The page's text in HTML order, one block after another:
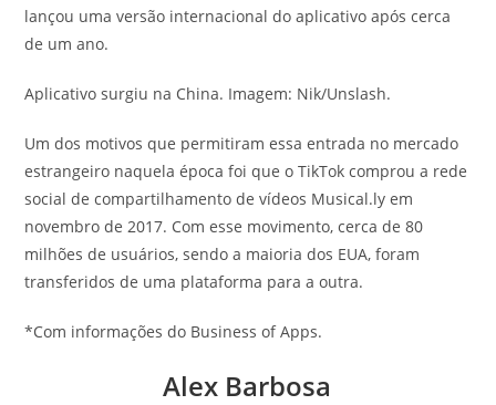
lançou uma versão internacional do aplicativo após cerca
de um ano.
Aplicativo surgiu na China. Imagem: Nik/Unslash.
Um dos motivos que permitiram essa entrada no mercado
estrangeiro naquela época foi que o TikTok comprou a rede
social de compartilhamento de vídeos Musical.ly em
novembro de 2017. Com esse movimento, cerca de 80
milhões de usuários, sendo a maioria dos EUA, foram
transferidos de uma plataforma para a outra.
*Com informações do Business of Apps.
Alex Barbosa